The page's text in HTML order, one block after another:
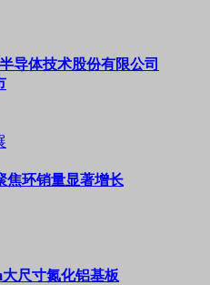
导体技术股份有限公司
焦环销量显著增长
尺寸氮化铝基板